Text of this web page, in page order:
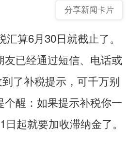
分享新闻卡片
算6月30日就截止了。
已经通过短信、电话或
了补税提示，可千万别
醒：如果提示补税你一
起就要加收滞纳金了。